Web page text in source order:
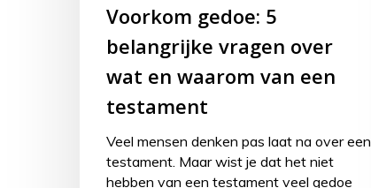
Voorkom gedoe: 5
belangrijke vragen over
wat en waarom van een
testament
Veel mensen denken pas laat na over een
testament. Maar wist je dat het niet
hebben van een testament veel gedoe